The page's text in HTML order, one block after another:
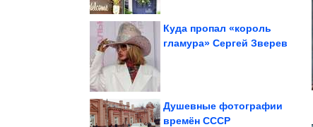
Куда пропал «король
гламура» Сергей Зверев
Душевные фотографии
времён СССР